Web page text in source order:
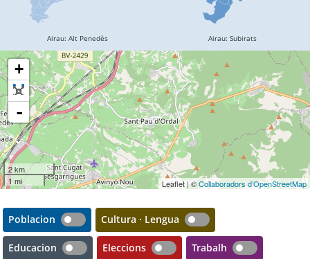
+
-
2 km
1 mi
Leaflet | ©Collaboradors d’OpenStreetMap
Poblacion Cultura · Lengua
Educacion Eleccions Trabalh